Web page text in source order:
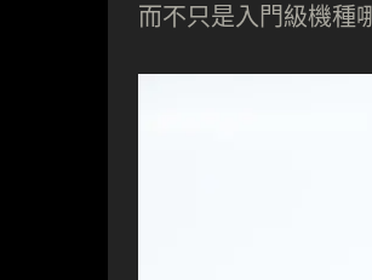
而不只是入門級機種